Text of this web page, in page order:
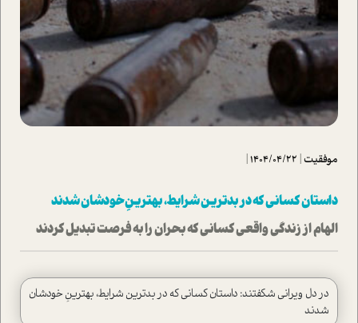
موفقیت|
1404/04/22
|
داستان کسانی که در بدترین شرایط، بهترینِ خودشان شدند
الهام از زندگی واقعی کسانی که بحران را به فرصت تبدیل کردند
در دل ویرانی شکفتند: داستان کسانی که در بدترین شرایط، بهترینِ خودشان
شدند